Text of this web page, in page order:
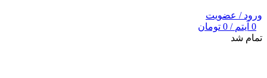
ورود / عضویت
0 آیتم /
0 تومان
تمام شد